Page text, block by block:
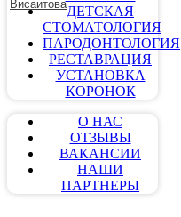
ВисаитоваДЕТСКАЯ
СТОМАТОЛОГИЯ
ПАРОДОНТОЛОГИЯ
РЕСТАВРАЦИЯ
УСТАНОВКА
КОРОНОК
О НАС
ОТЗЫВЫ
ВАКАНСИИ
НАШИ
ПАРТНЕРЫ